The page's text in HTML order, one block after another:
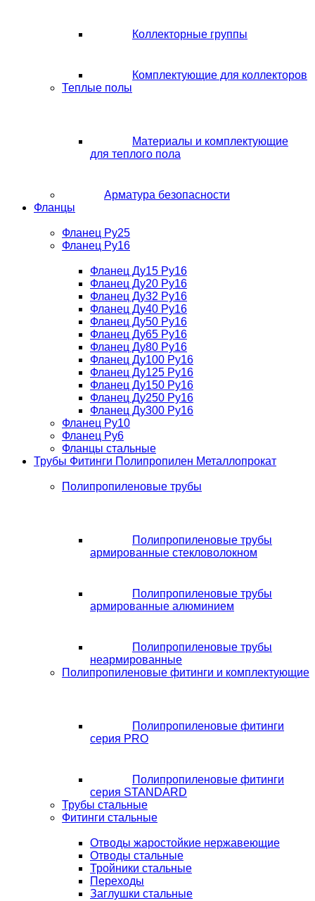
Коллекторные группы
Комплектующие для коллекторов
Теплые полы
Материалы и комплектующие
для теплого пола
Арматура безопасности
Фланцы
Фланец Ру25
Фланец Ру16
Фланец Ду15 Ру16
Фланец Ду20 Ру16
Фланец Ду32 Ру16
Фланец Ду40 Ру16
Фланец Ду50 Ру16
Фланец Ду65 Ру16
Фланец Ду80 Ру16
Фланец Ду100 Ру16
Фланец Ду125 Ру16
Фланец Ду150 Ру16
Фланец Ду250 Ру16
Фланец Ду300 Ру16
Фланец Ру10
Фланец Ру6
Фланцы стальные
Трубы Фитинги Полипропилен Металлопрокат
Полипропиленовые трубы
Полипропиленовые трубы
армированные стекловолокном
Полипропиленовые трубы
армированные алюминием
Полипропиленовые трубы
неармированные
Полипропиленовые фитинги и комплектующие
Полипропиленовые фитинги
серия PRO
Полипропиленовые фитинги
серия STANDARD
Трубы стальные
Фитинги стальные
Отводы жаростойкие нержавеющие
Отводы стальные
Тройники стальные
Переходы
Заглушки стальные